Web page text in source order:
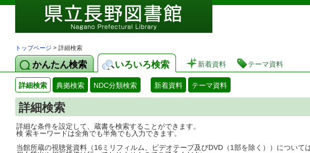
図書館 蔵書検索・
トップページ > 詳細検索
かんたん検索 いろいろ検索 新着資料 テーマ資料
詳細検索 典拠検索 NDC分類検索 新着資料 テーマ資料
詳細検索
詳細な条件を設定して、蔵書を検索することができます。
検 索キーワードは全角でも半角でも入力できます。
当館所蔵の視聴覚資料（16ミリフィルム、ビデオテープ及びDVD（1部を除く））について